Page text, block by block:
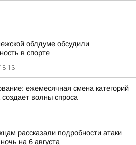
облдуме обсудили
в спорте
18:13
ежемесячная смена категорий
создает волны спроса
рассказали подробности атаки
на 6 августа